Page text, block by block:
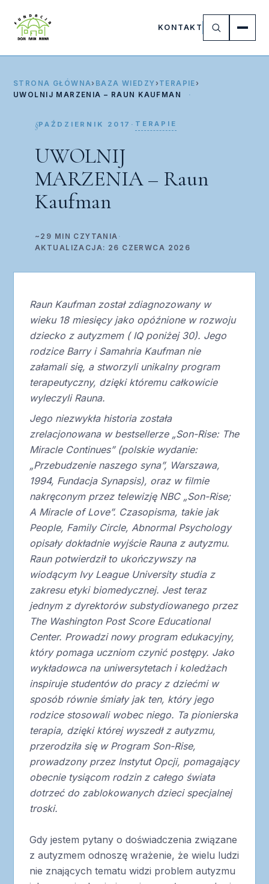
KONTAKT
STRONA GŁÓWNA› BAZA WIEDZY› TERAPIE›
UWOLNIJ MARZENIA – RAUN KAUFMAN
PAŹDZIERNIK 2017 · TERAPIE
UWOLNIJ
MARZENIA – Raun
Kaufman
~29 MIN CZYTANIA ·
AKTUALIZACJA: 26 CZERWCA 2026
Raun Kaufman został zdiagnozowany w
wieku 18 miesięcy jako opóźnione w rozwoju
dziecko z autyzmem ( IQ poniżej 30). Jego
rodzice Barry i Samahria Kaufman nie
załamali się, a stworzyli unikalny program
terapeutyczny, dzięki któremu całkowicie
wyleczyli Rauna.
Jego niezwykła historia została
zrelacjonowana w bestsellerze „Son-Rise: The
Miracle Continues” (polskie wydanie:
„Przebudzenie naszego syna”, Warszawa,
1994, Fundacja Synapsis), oraz w filmie
nakręconym przez telewizję NBC „Son-Rise;
A Miracle of Love”. Czasopisma, takie jak
People, Family Circle, Abnormal Psychology
opisały dokładnie wyjście Rauna z autyzmu.
Raun potwierdził to ukończywszy na
wiodącym Ivy League University studia z
zakresu etyki biomedycznej. Jest teraz
jednym z dyrektorów substydiowanego przez
The Washington Post Score Educational
Center. Prowadzi nowy program edukacyjny,
który pomaga uczniom czynić postępy. Jako
wykładowca na uniwersytetach i koledżach
inspiruje studentów do pracy z dziećmi w
sposób równie śmiały jak ten, który jego
rodzice stosowali wobec niego. Ta pionierska
terapia, dzięki której wyszedł z autyzmu,
przerodziła się w Program Son-Rise,
prowadzony przez Instytut Opcji, pomagający
obecnie tysiącom rodzin z całego świata
dotrzeć do zablokowanych dzieci specjalnej
troski.
Gdy jestem pytany o doświadczenia związane
z autyzmem odnoszę wrażenie, że wielu ludzi
nie znających tematu widzi problem autyzmu